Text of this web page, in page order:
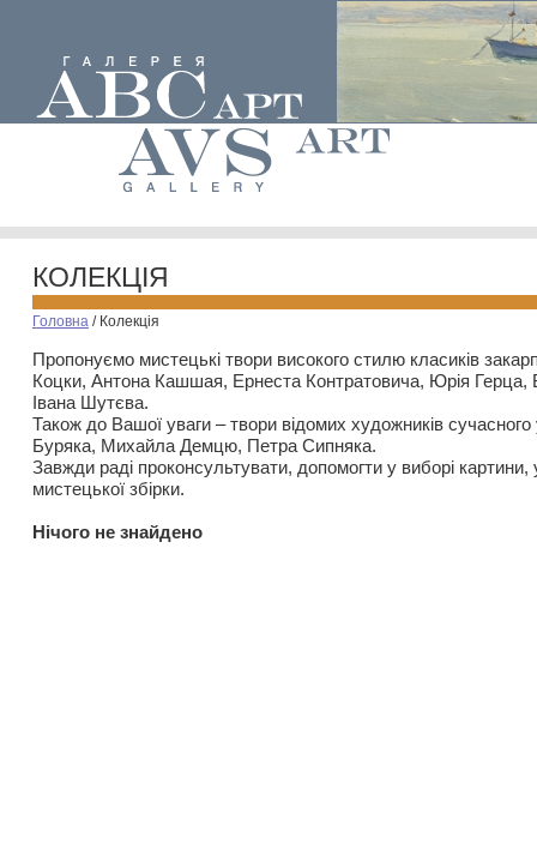
КОЛЕКЦІЯ
Головна / Колекція
Пропонуємо мистецькі твори високого стилю класиків
Коцки, Антона Кашшая, Ернеста Контратовича, Юрія
Івана Шутєва.
Також до Вашої уваги – твори відомих художників
Буряка, Михайла Демцю, Петра Сипняка.
Завжди раді проконсультувати, допомогти у виборі картини,
мистецької збірки.
Нiчого не знайдено